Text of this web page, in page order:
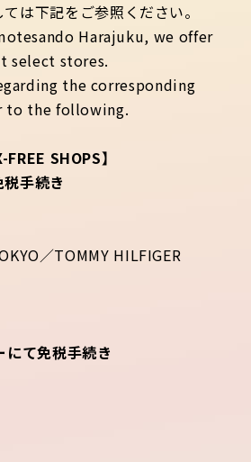
は下記をご参照ください。
Harajuku, we offer
select stores.
the corresponding
to the following.
SHOPS】
手続き
／TOMMY HILFIGER
て免税手続き